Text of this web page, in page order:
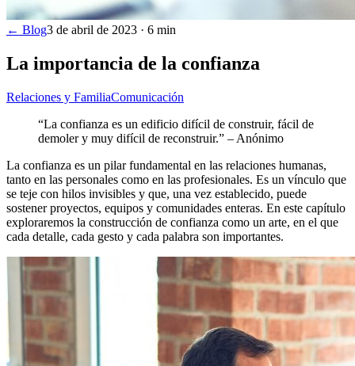
← Blog3 de abril de 2023 · 6 min
La importancia de la confianza
Relaciones y FamiliaComunicación
“La confianza es un edificio difícil de construir, fácil de
demoler y muy difícil de reconstruir.” – Anónimo
La confianza es un pilar fundamental en las relaciones humanas,
tanto en las personales como en las profesionales. Es un vínculo que
se teje con hilos invisibles y que, una vez establecido, puede
sostener proyectos, equipos y comunidades enteras. En este capítulo
exploraremos la construcción de confianza como un arte, en el que
cada detalle, cada gesto y cada palabra son importantes.